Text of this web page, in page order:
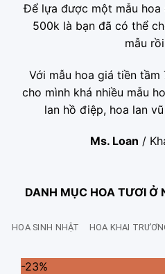
Để lựa được một mẫu
500k là bạn đã có thể
mẫu
Với mẫu hoa giá tiền
cho mình khá nhiều mẫu
lan hồ điệp, hoa lan
Ms. Loan /
DANH MỤC HOA TƯƠI Ở
HOA SINH NHẬT HOA KHAI
-23%